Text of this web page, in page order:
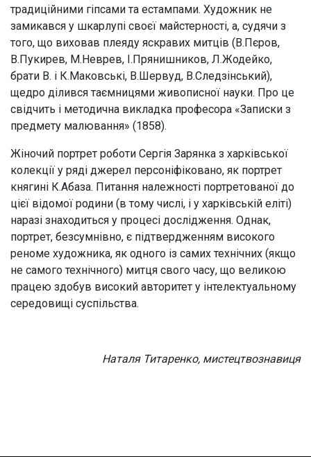
традиційними гіпсами та естампами. Художник не
замикався у шкарлупі своєї майстерності, а, судячи з
того, що виховав плеяду яскравих митців (В.Пєров,
В.Пукирев, М.Неврев, І.Прянишников, Л.Жодейко,
брати В. і К.Маковські, В.Шервуд, В.Следзінський),
щедро ділився таємницями живописної науки. Про це
свідчить і методична викладка професора «Записки з
предмету малювання» (1858).
Жіночий портрет роботи Сергія Зарянка з харківської
колекції у ряді джерел персоніфіковано, як портрет
княгині К.Абаза. Питання належності портретованої до
цієї відомої родини (в тому числі, і у харківській еліті)
наразі знаходиться у процесі дослідження. Однак,
портрет, безсумнівно, є підтвердженням високого
реноме художника, як одного із самих технічних (якщо
не самого технічного) митця свого часу, що великою
працею здобув високий авторитет у інтелектуальному
середовищі суспільства.
Наталя Титаренко, мистецтвознавиця